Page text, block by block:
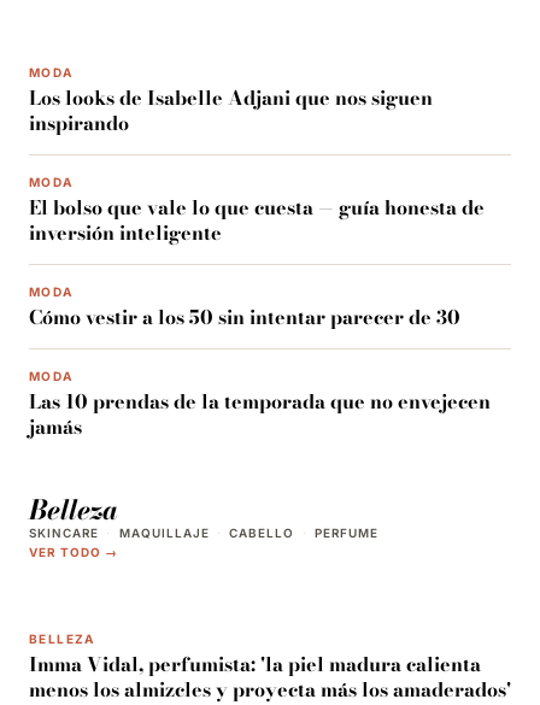
MODA
Los looks de Isabelle Adjani que nos siguen
inspirando
MODA
El bolso que vale lo que cuesta — guía honesta de
inversión inteligente
MODA
Cómo vestir a los 50 sin intentar parecer de 30
MODA
Las 10 prendas de la temporada que no envejecen
jamás
Belleza
SKINCARE · MAQUILLAJE · CABELLO ·
PERFUME
VER TODO →
BELLEZA
Imma Vidal, perfumista: 'la piel madura calienta
menos los almizcles y proyecta más los amaderados'